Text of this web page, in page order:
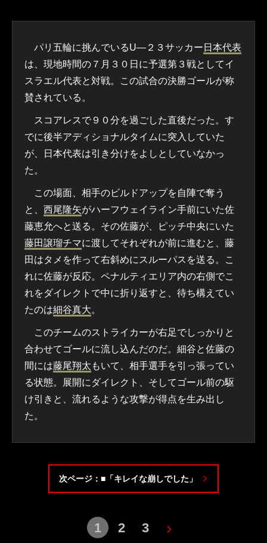
パリ五輪に挑んでいるU―２３サッカー 日本代表
は、現地時間の７月３０日に予選第３戦としてイ
スラエル代表と対戦。この試合の決勝ゴールが称
賛されている。
スコアレスで９０分を過ごした直後だった。す
でに後半アディショナルタイムに突入していた
が、日本代表は引き分けをよしとしていなかっ
た。
この場面、相手のビルドアップを自陣で奪う
と、 西尾隆矢がハーフウェイライン手前にいた佐
藤恵允へと送る。その佐藤が、ピッチ中央にいた
藤田譲瑠チマに渡してそれぞれが前に進むと、藤
田はタメを作って右斜めにスルーパスを送る。こ
れに佐藤が反応。ペナルティエリア内の右側でこ
れをダイレクトで中に折り返すと、待ち構えてい
たのは細谷真大。
このチームのストライカーが右足でしっかりと
合わせてゴールに流し込んだのだ。細谷と佐藤の
間には藤尾翔太 もいて、相手選手を引っ張ってい
る状態。展開にダイレクト、そしてゴール前の駆
け引きと、流れるような攻撃が得点を生み出し
た。
次ページ：■「キレイな崩しでした」
1 2 3